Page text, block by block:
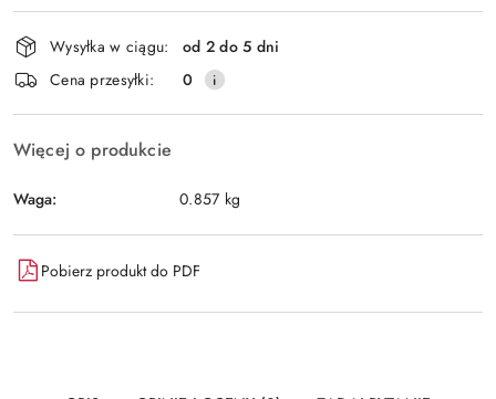
Wyślij
Dostępność
i
dostawa
Wysyłka w ciągu:
od 2 do 5 dni
Cena przesyłki:
0
Więcej o produkcie
Waga: 0.857 kg
Pobierz produkt do PDF